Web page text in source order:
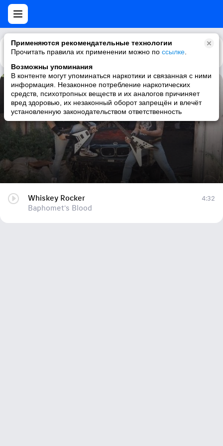
Применяются рекомендательные технологии
Прочитать правила их применении можно по ссылке
Возможны упоминания
В контенте могут упоминаться наркотики и связанная с ними
информация. Незаконное потребление наркотических
средств, психотропных веществ и их аналогов причиняет
вред здоровью, их незаконный оборот запрещён и влечёт
установленную законодательством ответственность
Каталог Рекомендации
Whiskey Rocker
Baphomet's Blood
Whiskey Rocker
Baphomet's Blood
4:32